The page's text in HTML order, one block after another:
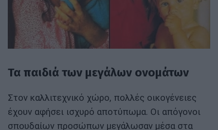
Τα παιδιά των μεγάλων ονομάτων
Στον καλλιτεχνικό χώρο, πολλές οικογένειες
έχουν αφήσει ισχυρό αποτύπωμα. Οι απόγονοι
σπουδαίων προσώπων μεγάλωσαν μέσα στα